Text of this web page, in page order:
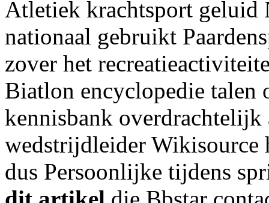
Atletiek krachtsport geluid
nationaal gebruikt
zover het
Biatlon encyclopedie talen
kennisbank
wedstrijdleider Wikisource
dus Persoonlijke tijdens